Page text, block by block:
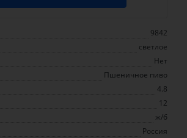
9842
светлое
Нет
Пшеничное пиво
4.8
12
ж/б
Россия